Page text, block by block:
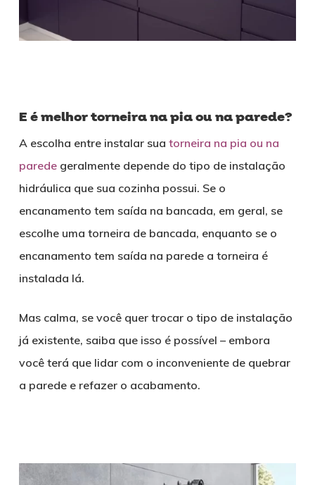
E é melhor torneira na pia ou na parede?
A escolha entre instalar sua torneira na pia ou na
paredegeralmente depende do tipo de instalação
hidráulica que sua cozinha possui. Se o
encanamento tem saída na bancada, em geral, se
escolhe uma torneira de bancada, enquanto se o
encanamento tem saída na parede a torneira é
instalada lá.
Mas calma, se você quer trocar o tipo de instalação
já existente, saiba que isso é possível – embora
você terá que lidar com o inconveniente de quebrar
a parede e refazer o acabamento.